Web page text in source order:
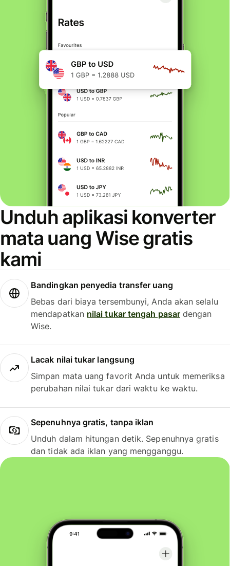
Unduh aplikasi konverter
mata uang Wise gratis
kami
Bandingkan penyedia transfer uang
Bebas dari biaya tersembunyi, Anda akan selalu
mendapatkan nilai tukar tengah pasardengan
Wise.
Lacak nilai tukar langsung
Simpan mata uang favorit Anda untuk memeriksa
perubahan nilai tukar dari waktu ke waktu.
Sepenuhnya gratis, tanpa iklan
Unduh dalam hitungan detik. Sepenuhnya gratis
dan tidak ada iklan yang mengganggu.